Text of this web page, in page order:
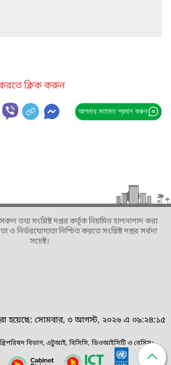
ক্লিক করুন
আপনার মতামত প্রদান করুন
তথ্য সংশ্লিষ্ট দপ্তর কর্তৃক নিয়মিত হালনাগাদ করা
ও নির্ভরযোগ্যতা নিশ্চিত করতে সংশ্লিষ্ট দপ্তর সর্বদা
সচেষ্ট।
হয়েছে: সোমবার, ৩ আগস্ট, ২০২৬ এ ০৯:২৪:১৫
বিভাগ, এটুআই, বিসিসি, ডিওআইসিটি ও বেসিস।